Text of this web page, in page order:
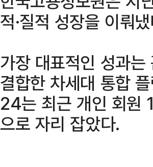
적·질적 성장을 이뤄
가장 대표적인 성과
결합한 차세대 통합
24는 최근 개인 회원
으로 자리 잡았다.